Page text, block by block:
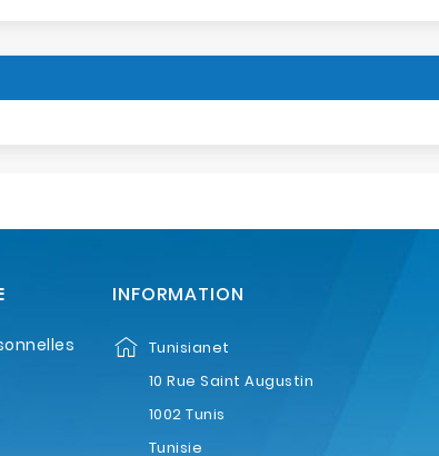
INFORMATION
Tunisianet
10 Rue Saint Augustin
1002 Tunis
Tunisie